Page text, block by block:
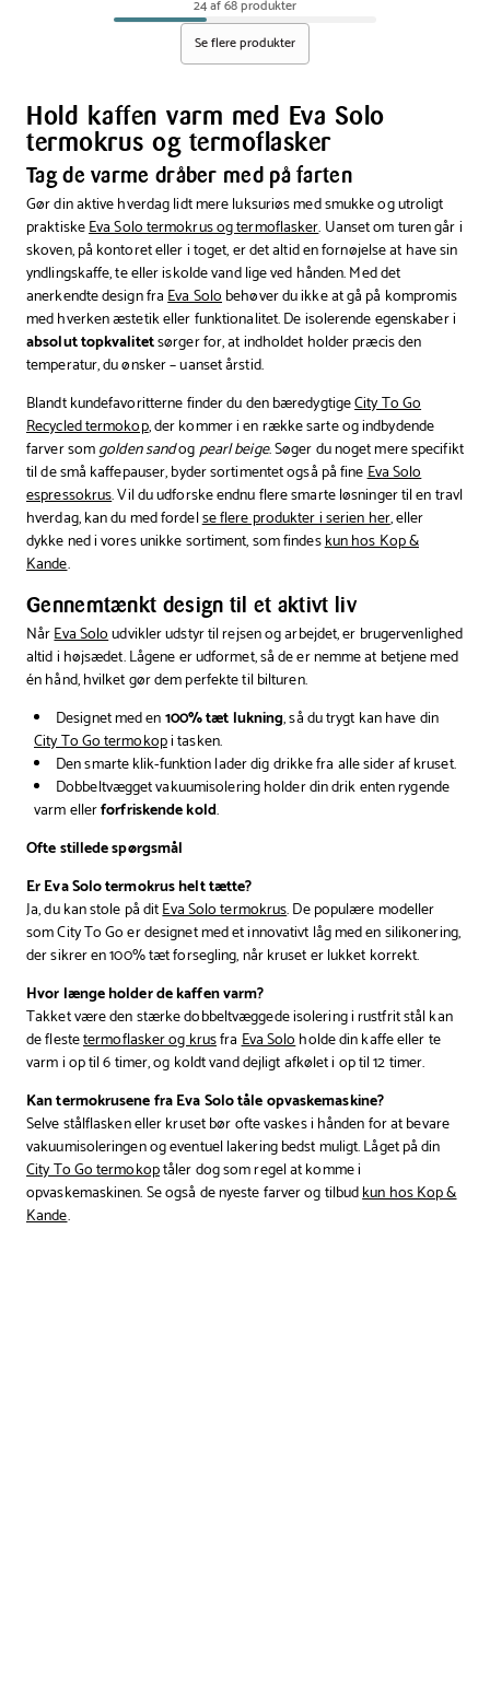
0,35
liter
lyserød
0,35
liter
24 af 68 produkter
Se flere produkter
Hold kaffen varm med Eva Solo
termokrus og termoflasker
Tag de varme dråber med på farten
Gør din aktive hverdag lidt mere luksuriøs med smukke og utroligt
praktiskeEva Solo termokrus og termoflasker. Uanset om turen går i
skoven, på kontoret eller i toget, er det altid en fornøjelse at have sin
yndlingskaffe, te eller iskolde vand lige ved hånden. Med det
anerkendte design fraEva Solobehøver du ikke at gå på kompromis
med hverken æstetik eller funktionalitet. De isolerende egenskaber i
absolut topkvalitetsørger for, at indholdet holder præcis den
temperatur, du ønsker – uanset årstid.
Blandt kundefavoritterne finder du den bæredygtigeCity To Go
Recycled termokop, der kommer i en række sarte og indbydende
farver somgolden sandogpearl beige. Søger du noget mere specifikt
til de små kaffepauser, byder sortimentet også på fineEva Solo
espressokrus. Vil du udforske endnu flere smarte løsninger til en travl
hverdag, kan du med fordelse flere produkter i serien her, eller
dykke ned i vores unikke sortiment, som findeskun hos Kop &
Kande.
Gennemtænkt design til et aktivt liv
NårEva Soloudvikler udstyr til rejsen og arbejdet, er brugervenlighed
altid i højsædet. Lågene er udformet, så de er nemme at betjene med
én hånd, hvilket gør dem perfekte til bilturen.
Designet med en100% tæt lukning, så du trygt kan have din
City To Go termokopi tasken.
Den smarte klik-funktion lader dig drikke fra alle sider af kruset.
Dobbeltvægget vakuumisolering holder din drik enten rygende
varm ellerforfriskende kold.
Ofte stillede spørgsmål
Er Eva Solo termokrus helt tætte?
Ja, du kan stole på ditEva Solo termokrus. De populære modeller
som City To Go er designet med et innovativt låg med en silikonering,
der sikrer en 100% tæt forsegling, når kruset er lukket korrekt.
Hvor længe holder de kaffen varm?
Takket være den stærke dobbeltvæggede isolering i rustfrit stål kan
de flestetermoflasker og krusfraEva Soloholde din kaffe eller te
varm i op til 6 timer, og koldt vand dejligt afkølet i op til 12 timer.
Kan termokrusene fra Eva Solo tåle opvaskemaskine?
Selve stålflasken eller kruset bør ofte vaskes i hånden for at bevare
vakuumisoleringen og eventuel lakering bedst muligt. Låget på din
City To Go termokoptåler dog som regel at komme i
opvaskemaskinen. Se også de nyeste farver og tilbudkun hos Kop &
Kande.